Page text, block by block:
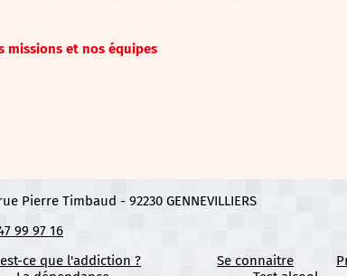
missions et nos équipes
Pierre Timbaud - 92230 GENNEVILLIERS
99 97 16
ce que l'addiction ?
Se connaitre